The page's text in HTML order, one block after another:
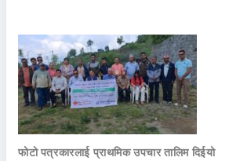
फोटो पत्रकारलाई प्राथमिक उपचार तालिम दिईयो